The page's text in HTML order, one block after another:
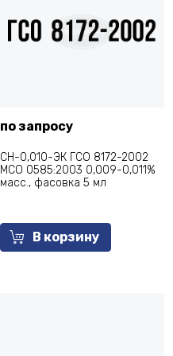
по запросу
СН-0,010-ЭК ГСО 8172-2002
МСО 0585:2003 0,009-0,011%
масс., фасовка 5 мл
В корзину